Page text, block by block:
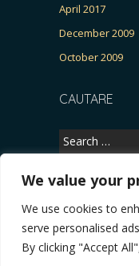
We value your
We use cookies to
serve personalised
By clicking "Accept
April 2017
December 2009
October 2009
CAUTARE
Search
for:
Copyright © 2026,
și presa
*